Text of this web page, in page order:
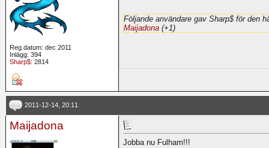
Reg.datum: dec 2011
Inlägg: 394
Sharp$: 2814
Följande användare gav Sharp$ för den
Maijadona (+1)
2011-12-14, 20:11
Maijadona
Jobba nu Fulham!!!